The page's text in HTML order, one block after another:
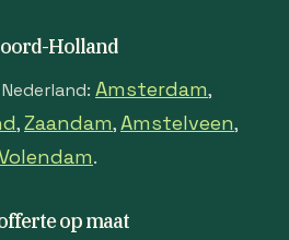
Holland
Amsterdam,
,Zaandam,Amstelveen,
.
op maat